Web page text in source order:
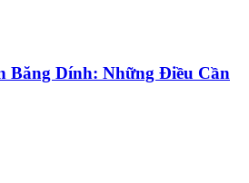
Băng Dính: Những Điều Cần